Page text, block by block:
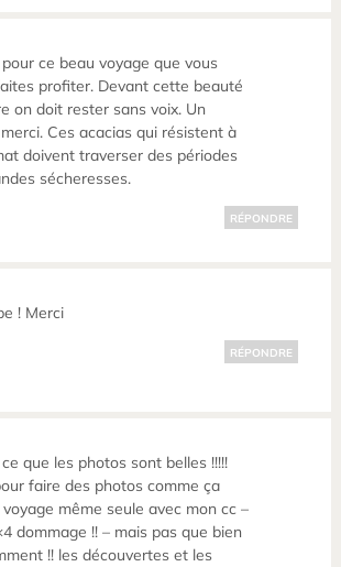
ce beau voyage que vous
profiter. Devant cette beauté
on doit rester sans voix. Un
Ces acacias qui résistent à
doivent traverser des périodes
sécheresses.
RÉPONDRE
! Merci
RÉPONDRE
ce que les photos sont belles !!!!!
faire des photos comme ça
même seule avec mon cc –
dommage !! – mais pas que bien
!! les découvertes et les